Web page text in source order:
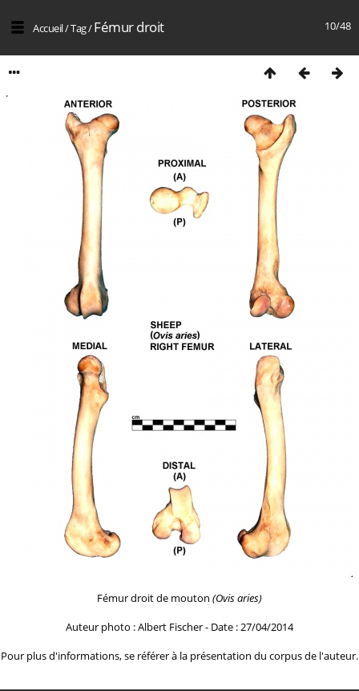
10/48
Accueil/Tag/Fémur droit
Fémur droit de mouton (Ovis aries)
Auteur photo : Albert Fischer - Date : 27/04/2014
Pour plus d'informations, se référer à la présentation du corpus de l'auteur.